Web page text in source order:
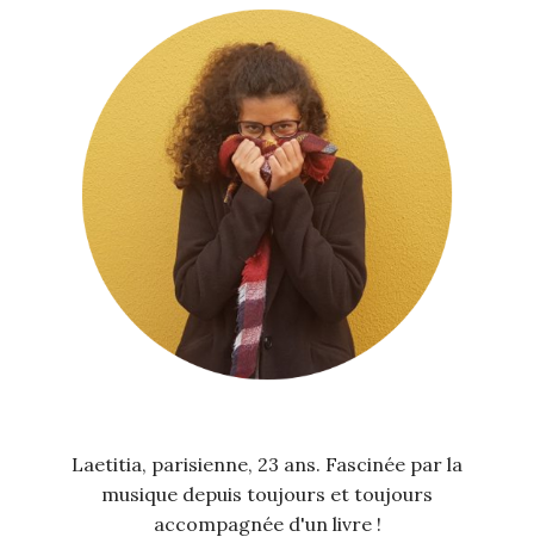
Laetitia, parisienne, 23 ans. Fascinée par la
musique depuis toujours et toujours
accompagnée d'un livre !